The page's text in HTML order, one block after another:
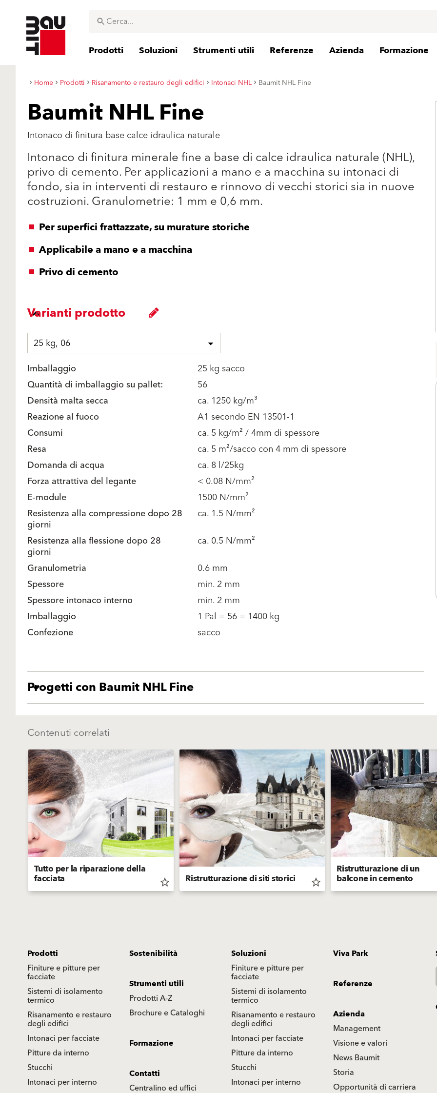
Prodotti Soluzioni Strumenti utili Referenze Azienda Formazione
Home Prodotti Risanamento e restauro degli edifici Intonaci NHL Baumit NHL Fine
Baumit NHL Fine
Intonaco di finitura base calce idraulica naturale
Intonaco di finitura minerale fine a base di calce idraulica naturale (NHL),
privo di cemento. Per applicazioni a mano e a macchina su intonaci di
fondo, sia in interventi di restauro e rinnovo di vecchi storici sia in nuove
costruzioni. Granulometrie: 1 mm e 0,6 mm.
Per superfici frattazzate, su murature storiche
Applicabile a mano e a macchina
Privo di cemento
Varianti prodotto
25 kg, 06
Imballaggio
25 kg sacco
Quantità di imballaggio su pallet:
56
Densità malta secca
ca. 1250 kg/m³
Reazione al fuoco
A1 secondo EN 13501-1
Consumi
ca. 5 kg/m² / 4mm di spessore
Resa
ca. 5 m²/sacco con 4 mm di spessore
Domanda di acqua
ca. 8 l/25kg
Forza attrattiva del legante
< 0.08 N/mm²
E-module
1500 N/mm²
Resistenza alla compressione dopo 28
giorni
ca. 1.5 N/mm²
Resistenza alla flessione dopo 28
giorni
ca. 0.5 N/mm²
Granulometria
0.6 mm
Spessore
min. 2 mm
Spessore intonaco interno
min. 2 mm
Imballaggio
1 Pal = 56 = 1400 kg
Confezione
sacco
Progetti con Baumit NHL Fine
Contenuti correlati
Tutto per la riparazione della
facciata star_border Ristrutturazione di siti storici star_border
Ristrutturazione di un
balcone in cemento
Prodotti
Finiture e pitture per
facciate
Sistemi di isolamento
termico
Risanamento e restauro
degli edifici
Intonaci per facciate
Pitture da interno
Stucchi
Intonaci per interno
Sostenibilità
Soluzioni
Finiture e pitture per
facciate
Sistemi di isolamento
termico
Risanamento e restauro
degli edifici
Intonaci per facciate
Pitture da interno
Stucchi
Intonaci per interno
Viva Park
Strumenti utili
Prodotti A-Z
Brochure e Cataloghi
Referenze
Azienda
Management
Visione e valori
News Baumit
Storia
Opportunità di carriera
Formazione
Contatti
Centralino ed uffici